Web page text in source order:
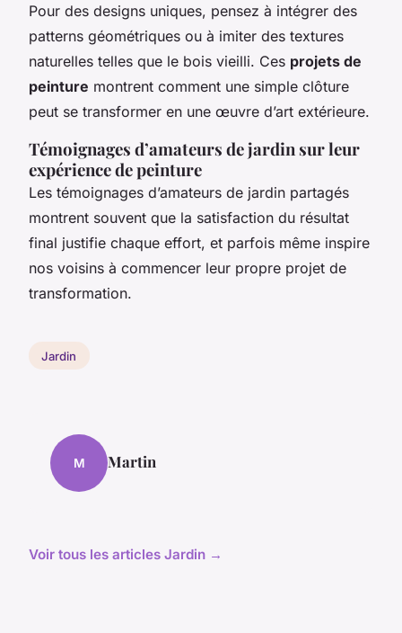
Pour des designs uniques, pensez à intégrer des
patterns géométriques ou à imiter des textures
naturelles telles que le bois vieilli. Ces projets de
peinture montrent comment une simple clôture
peut se transformer en une œuvre d’art extérieure.
Témoignages d’amateurs de jardin sur leur
expérience de peinture
Les témoignages d’amateurs de jardin partagés
montrent souvent que la satisfaction du résultat
final justifie chaque effort, et parfois même inspire
nos voisins à commencer leur propre projet de
transformation.
Jardin
M Martin
Voir tous les articles Jardin →